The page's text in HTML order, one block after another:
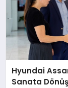
Hyundai
Sanata